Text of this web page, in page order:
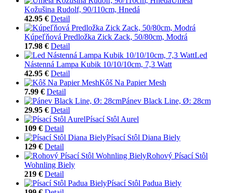
Kožušina Rudolf, 90/110cm, Hnedá
42.95 € Detail
Kúpeľňová Predložka Zick Zack, 50/80cm, Modrá
17.98 € Detail
Led
Nástenná Lampa Kubik 10/10/10cm, 7,3 Watt
42.95 € Detail
Kôš Na Papier Mesh
7.99 € Detail
Pánev Black Line, Ø: 28cm
29.95 € Detail
Písací Stôl Aurel
109 € Detail
Písací Stôl Diana Biely
129 € Detail
Rohový Písací Stôl
Wohnling Biely
219 € Detail
Písací Stôl Padua Biely